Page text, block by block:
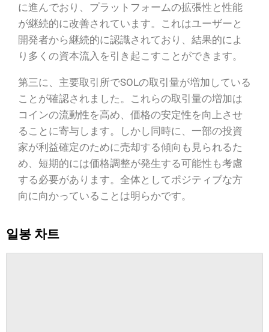
に進んでおり、プラットフォームの拡張性と性能
が継続的に改善されています。これはユーザーと
開発者から継続的に認識されており、結果的によ
り多くの資本流入を引き起こすことができます。
第三に、主要取引所でSOLの取引量が増加している
ことが確認されました。これらの取引量の増加は
コインの流動性を高め、価格の安定性を向上させ
ることに寄与します。しかし同時に、一部の投資
家が利益確定のために売却する傾向も見られるた
め、短期的には価格調整が発生する可能性も考慮
する必要があります。全体としてポジティブな方
向に向かっていることは明らかです。
일봉 차트